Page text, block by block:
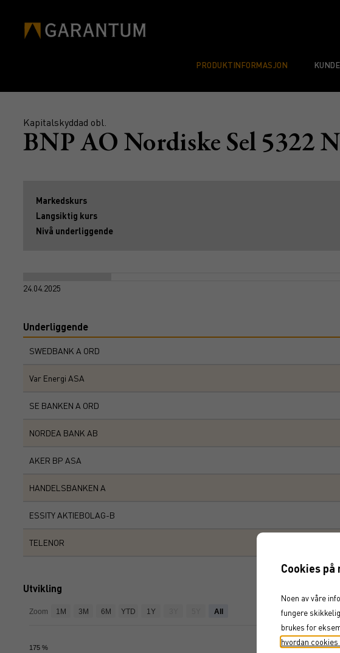
PRODUKTINFORMASJON
Kapitalskyddad obl.
BNP AO Nordiske Sel 5322
Markedskurs
Langsiktig kurs
Nivå underliggende
24.04.2025
Underliggende
SWEDBANK A ORD
Var Energi ASA
SE BANKEN A ORD
NORDEA BANK AB
AKER BP ASA
HANDELSBANKEN A
ESSITY AKTIEBOLAG-B
TELENOR
Utvikling
175 %
Zoom 1M 3M 6M YTD 1Y All apr 24, 2025 →
Cookies
Noen av våre
fungere
brukes for
hvordan cookies